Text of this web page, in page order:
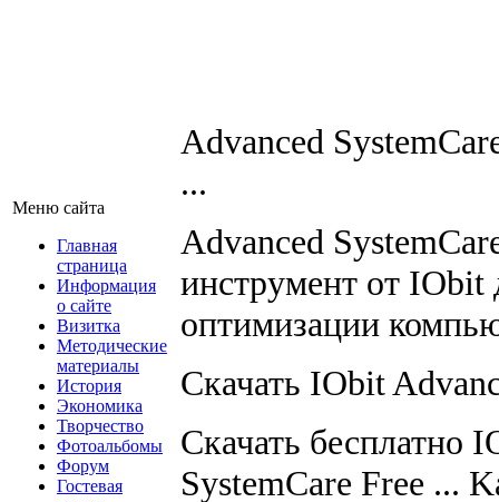
Меню сайта
Главная
страница
Информация
о сайте
Визитка
Методические
материалы
История
Экономика
Творчество
Фотоальбомы
Форум
Гостевая
Advanced
...
Advanced
инструмент от IObit
оптимизации
Скачать IObit
Скачать бесплатно
SystemCare Free ...